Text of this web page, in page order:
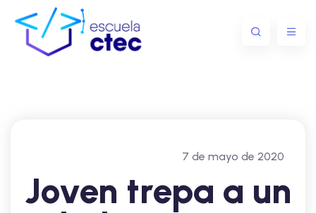
7 de mayo de 2020
Joven trepa a un